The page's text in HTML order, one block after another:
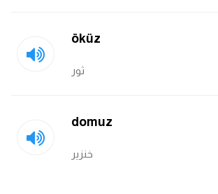
öküz
ثور
domuz
خنزير